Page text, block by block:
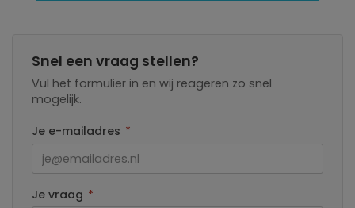
Snel een vraag stellen?
Vul het formulier in en wij reageren zo snel
mogelijk.
Je e-mailadres *
Je vraag *